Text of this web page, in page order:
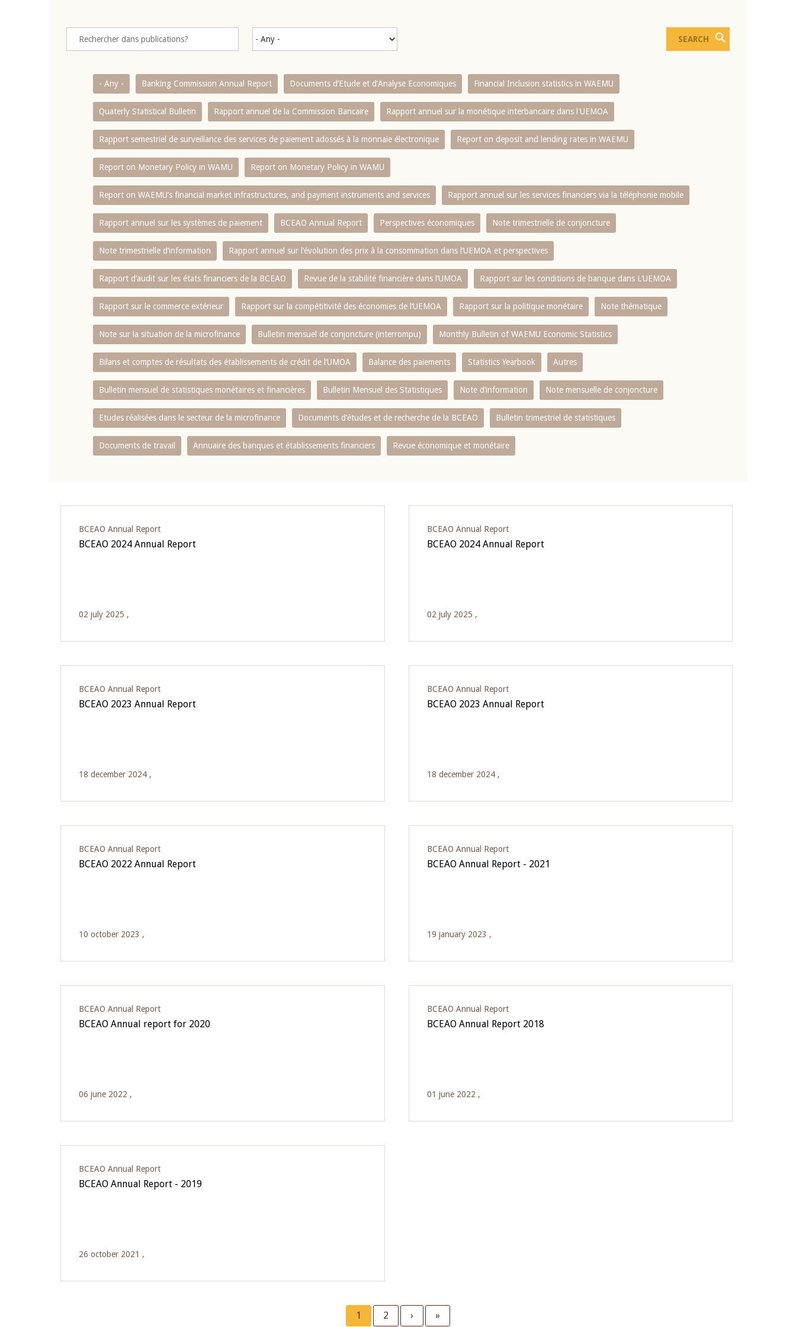
- Any - Banking Commission Annual Report Documents d’Etude et d’Analyse Economiques Financial Inclusion statistics in WAEMU
Quaterly Statistical Bulletin Rapport annuel de la Commission Bancaire Rapport annuel sur la monétique interbancaire dans l'UEMOA
Rapport semestriel de surveillance des services de paiement adossés à la monnaie électronique Report on deposit and lending rates in WAEMU
Report on Monetary Policy in WAMU Report on Monetary Policy in WAMU
Report on WAEMU’s financial market infrastructures, and payment instruments and services Rapport annuel sur les services financiers via la téléphonie mobile
Rapport annuel sur les systèmes de paiement BCEAO Annual Report Perspectives économiques Note trimestrielle de conjoncture
Note trimestrielle d‘information Rapport annuel sur l‘évolution des prix à la consommation dans l‘UEMOA et perspectives
Rapport d‘audit sur les états financiers de la BCEAO Revue de la stabilité financière dans l‘UMOA Rapport sur les conditions de banque dans L‘UEMOA
Rapport sur le commerce extérieur Rapport sur la compétitivité des économies de l‘UEMOA Rapport sur la politique monétaire Note thématique
Note sur la situation de la microfinance Bulletin mensuel de conjoncture (interrompu) Monthly Bulletin of WAEMU Economic Statistics
Bilans et comptes de résultats des établissements de crédit de l‘UMOA Balance des paiements Statistics Yearbook Autres
Bulletin mensuel de statistiques monétaires et financières Bulletin Mensuel des Statistiques Note d’information Note mensuelle de conjoncture
Etudes réalisées dans le secteur de la microfinance Documents d’études et de recherche de la BCEAO Bulletin trimestriel de statistiques
Documents de travail Annuaire des banques et établissements financiers Revue économique et monétaire
BCEAO Annual Report
BCEAO 2024 Annual Report
02 july 2025 ,
BCEAO Annual Report
BCEAO 2024 Annual Report
02 july 2025 ,
BCEAO Annual Report
BCEAO 2023 Annual Report
18 december 2024 ,
BCEAO Annual Report
BCEAO 2023 Annual Report
18 december 2024 ,
BCEAO Annual Report
BCEAO 2022 Annual Report
10 october 2023 ,
BCEAO Annual Report
BCEAO Annual Report - 2021
19 january 2023 ,
BCEAO Annual Report
BCEAO Annual report for 2020
06 june 2022 ,
BCEAO Annual Report
BCEAO Annual Report 2018
01 june 2022 ,
BCEAO Annual Report
BCEAO Annual Report - 2019
26 october 2021 ,
Current
1 Page
2
Next
›
Last
»